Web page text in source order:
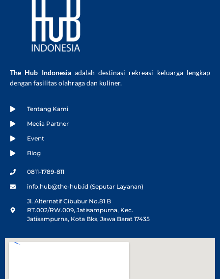
The Hub Indonesiaadalah destinasi rekreasi keluarga lengkap
dengan fasilitas olahraga dan kuliner.
Tentang Kami
Media Partner
Event
Blog
0811-1789-811
info.hub@the-hub.id (Seputar Layanan)
Jl. Alternatif Cibubur No.81 B
RT.002/RW.009, Jatisampurna, Kec.
Jatisampurna, Kota Bks, Jawa Barat 17435